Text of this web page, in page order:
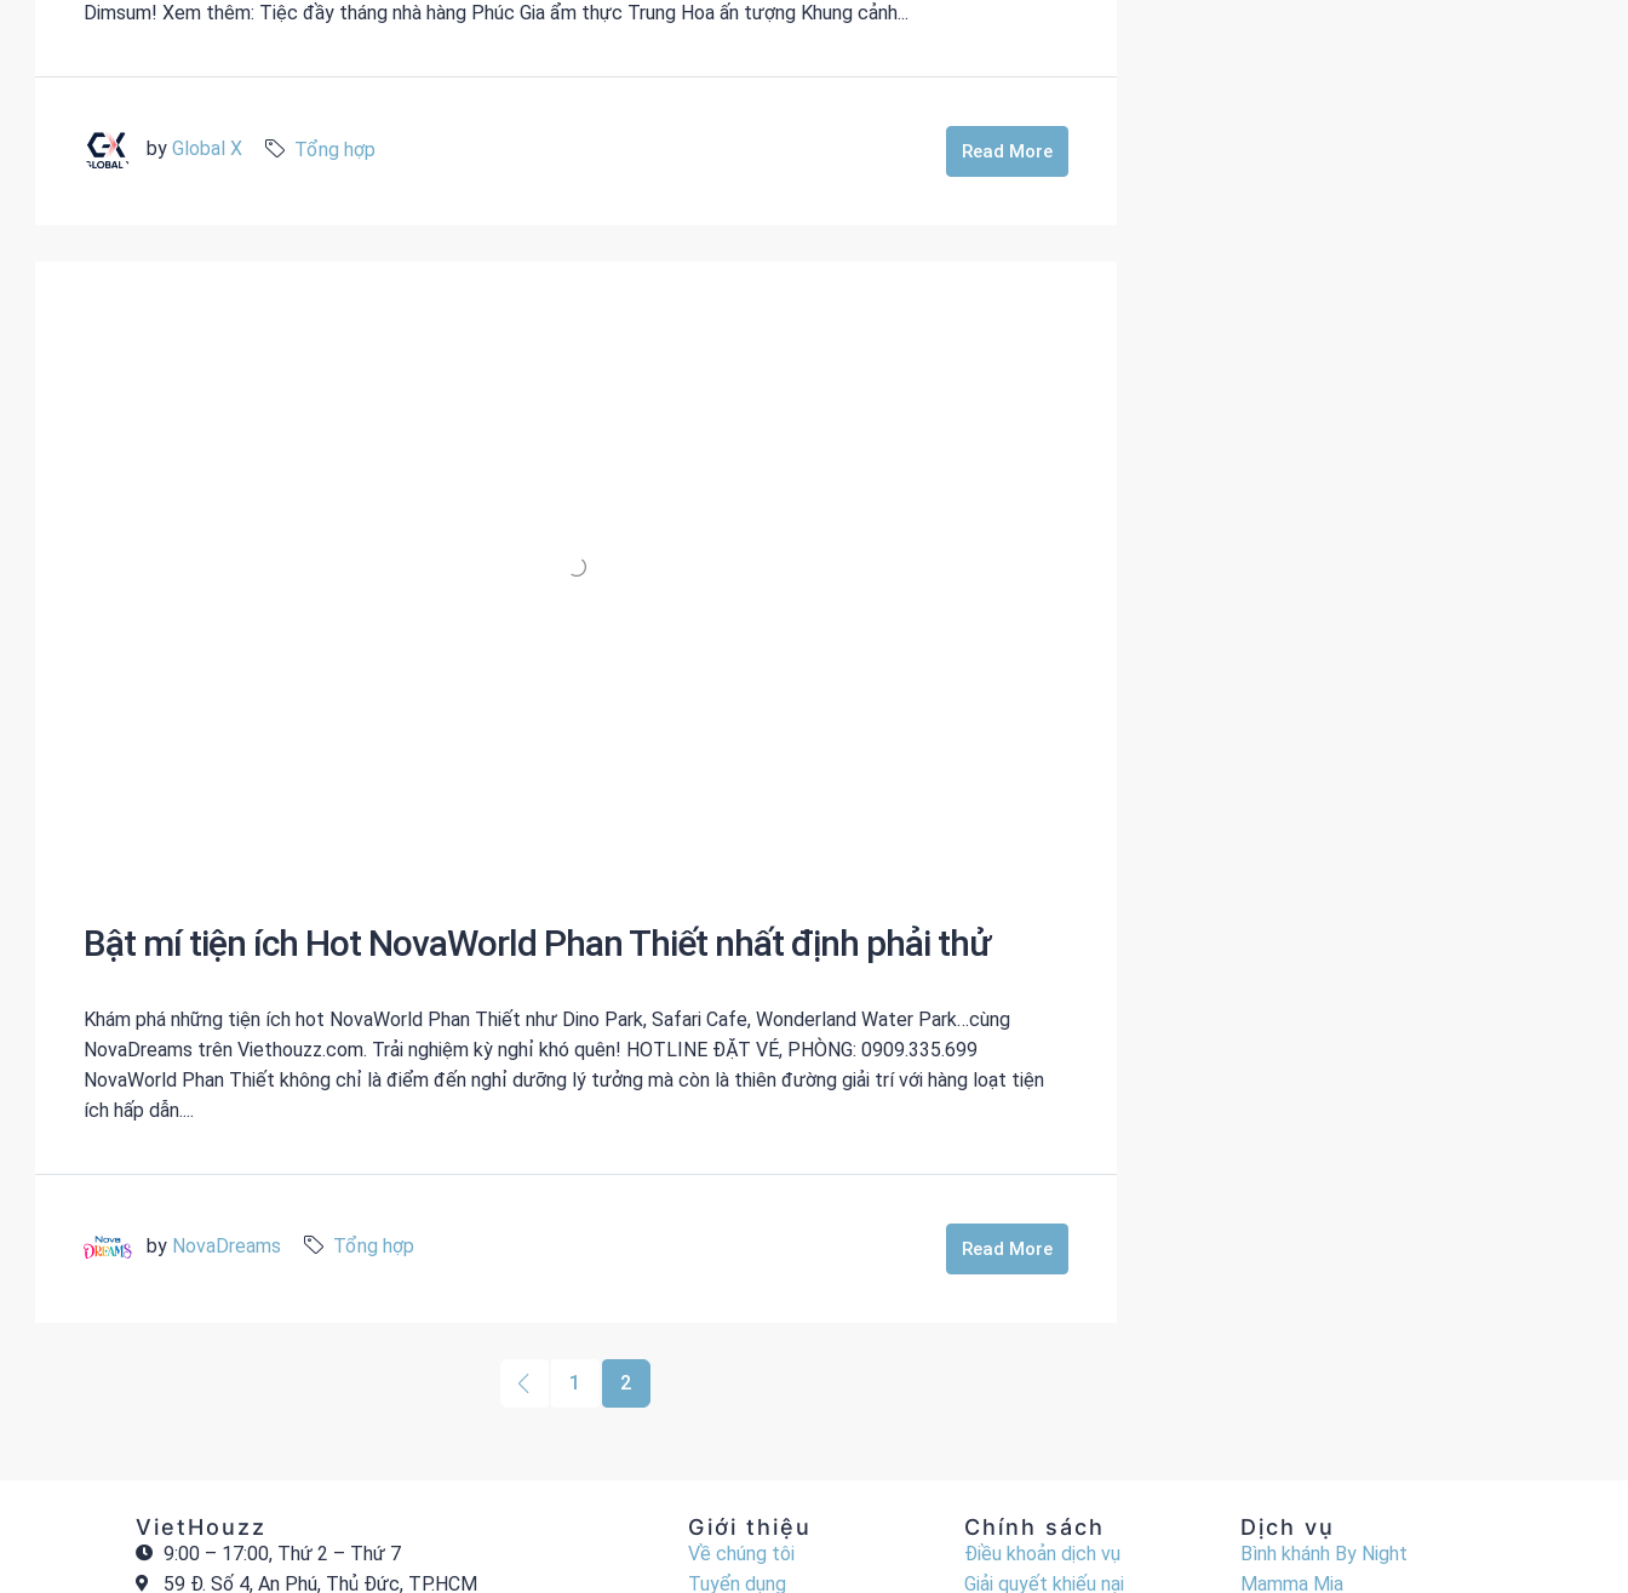
Dimsum! Xem thêm: Tiệc đầy tháng nhà hàng Phúc Gia ẩm thực Trung Hoa ấn tượng Khung cảnh...
by Global X Tổng hợp Read More
Bật mí tiện ích Hot NovaWorld Phan Thiết nhất định phải thử
Khám phá những tiện ích hot NovaWorld Phan Thiết như Dino Park, Safari Cafe, Wonderland Water Park…cùng
NovaDreams trên Viethouzz.com. Trải nghiệm kỳ nghỉ khó quên! HOTLINE ĐẶT VÉ, PHÒNG: 0909.335.699
NovaWorld Phan Thiết không chỉ là điểm đến nghỉ dưỡng lý tưởng mà còn là thiên đường giải trí với hàng loạt tiện
ích hấp dẫn....
by NovaDreams Tổng hợp Read More
1 2
VietHouzz
9:00 – 17:00, Thứ 2 – Thứ 7
59 Đ. Số 4, An Phú, Thủ Đức, TP.HCM
Giới thiệu
Về chúng tôi
Tuyển dụng
Chính sách
Điều khoản dịch vụ
Giải quyết khiếu nại
Dịch vụ
Bình khánh By Night
Mamma Mia